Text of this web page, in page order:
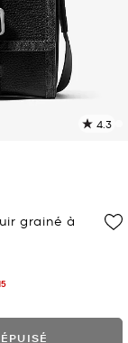
4.3
grainé à
ÉPUISÉ